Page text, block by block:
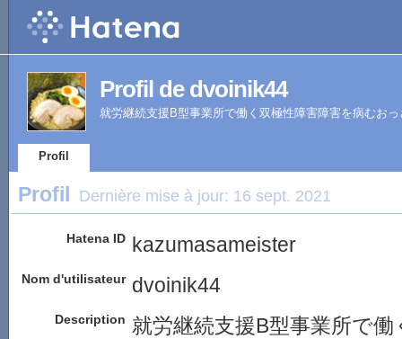
Profil de dvoinik44
就労継続支援B型事業所で働く双極性障害障害を病むお
Profil
Profil Dernière mise à jour: 16 sept. 2021
Hatena ID kazumasameister
Nom d'utilisateur dvoinik44
Description 就労継続支援B型事業所で